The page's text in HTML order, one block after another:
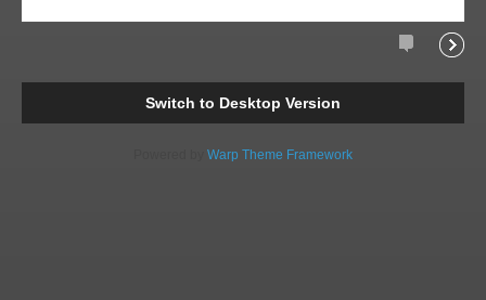
Comments
Switch to Desktop Version
Warp Theme Framework